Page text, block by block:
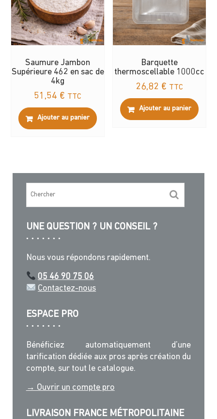
Saumure Jambon
Supérieure 462 en sac de
4kg
51,54 € TTC
Ajouter au panier
Barquette
thermoscellable 1000cc
26,82 € TTC
Ajouter au panier
UNE QUESTION ? UN CONSEIL ?
Nous vous répondons rapidement.
05 46 90 75 06
Contactez-nous
ESPACE PRO
Bénéficiez automatiquement d’une
tarification dédiée aux pros après création du
compte, sur tout le catalogue.
→ Ouvrir un compte pro
LIVRAISON FRANCE MÉTROPOLITAINE